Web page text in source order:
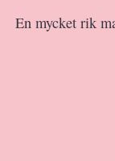
En mycket rik